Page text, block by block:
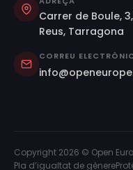
Carrer de Boule,
Reus, Tarragona
CORREU ELECTRÒNIC
Copyright 2026 © Open
Pla d’igualtat de gènere